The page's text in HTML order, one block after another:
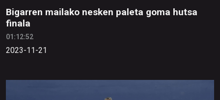
Bigarren mailako nesken paleta goma hutsa
finala
01:12:52
2023-11-21